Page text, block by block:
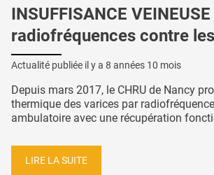
INSUFFISANCE
radiofréquences contre
Actualité publiée il y a 8 années 10 mois
Depuis mars 2017, le CHRU de Nancy
thermique des varices par
ambulatoire avec une récupération
LIRE LA SUITE